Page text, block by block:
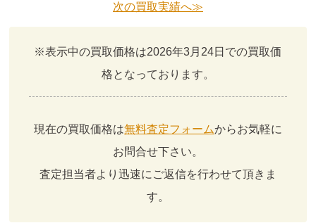
次の買取実績へ≫
※表示中の買取価格は2026年3月24日での買取価
格となっております。
現在の買取価格は無料査定フォームからお気軽に
お問合せ下さい。
査定担当者より迅速にご返信を行わせて頂きま
す。